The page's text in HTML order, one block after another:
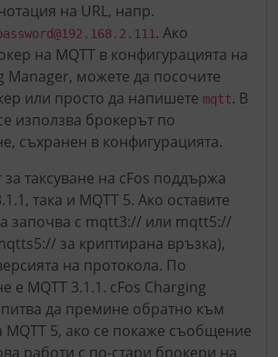
на URL, напр.
. Ако
на MQTT в конфигурацията на
Manager, можете да посочите
или просто да напишете mqtt. В
използва брокерът по
съхранен в конфигурацията.
таксуване на cFos поддържа
така и MQTT 5. Ако оставите
започва с mqtt3:// или mqtt5://
за криптирана връзка),
на протокола. По
е MQTT 3.1.1. cFos Charging
да премине обратно към
MQTT 5, ако се покаже съобщение
работи с по-стари брокери на